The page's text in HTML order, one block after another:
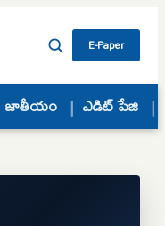
E-Paper
జాతీయం ఎడిట్ పేజి